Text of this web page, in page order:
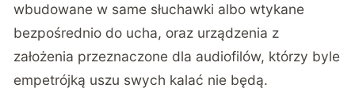
wbudowane w same słuchawki albo wtykane
bezpośrednio do ucha, oraz urządzenia z
założenia przeznaczone dla audiofilów, którzy byle
empetrójką uszu swych kalać nie będą.